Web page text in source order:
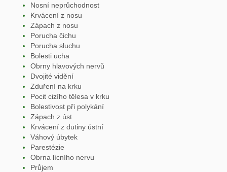
Nosní neprůchodnost
Krvácení z nosu
Zápach z nosu
Porucha čichu
Porucha sluchu
Bolesti ucha
Obrny hlavových nervů
Dvojité vidění
Zduření na krku
Pocit cizího tělesa v krku
Bolestivost při polykání
Zápach z úst
Krvácení z dutiny ústní
Váhový úbytek
Parestézie
Obrna lícního nervu
Průjem